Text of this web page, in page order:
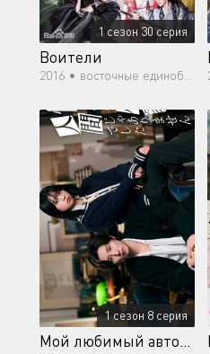
1 сезон 30 серия
Воители
2016 • восточные единоборства, политика
1 сезон 8 серия
Мой любимый автор не человек